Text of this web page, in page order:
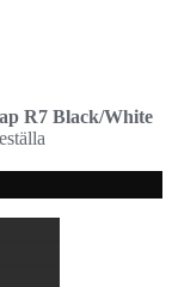
R7 Black/White